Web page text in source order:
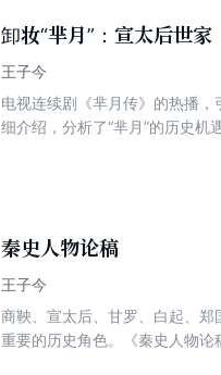
卸妆“芈月”：宣太后世家
王子今
电视连续剧《芈月传》的热播
细介绍，分析了“芈月”的历史机
秦史人物论稿
王子今
商鞅、宣太后、甘罗、白起、
重要的历史角色。《秦史人物